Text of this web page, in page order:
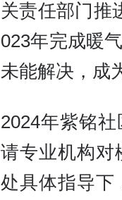
关责任部门推
023年完成暖
未能解决，成
2024年紫铭
请专业机构对
处具体指导下